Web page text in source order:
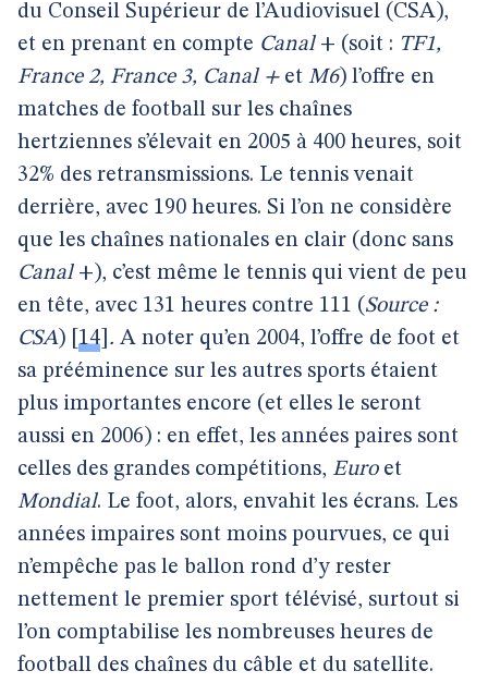
du Conseil Supérieur de l’Audiovisuel (CSA),
et en prenant en compte Canal + (soit : TF1,
France 2, France 3, Canal + et M6) l’offre en
matches de football sur les chaînes
hertziennes s’élevait en 2005 à 400 heures, soit
32% des retransmissions. Le tennis venait
derrière, avec 190 heures. Si l’on ne considère
que les chaînes nationales en clair (donc sans
Canal +), c’est même le tennis qui vient de peu
en tête, avec 131 heures contre 111 (Source :
CSA) 14 . A noter qu’en 2004, l’offre de foot et
sa prééminence sur les autres sports étaient
plus importantes encore (et elles le seront
aussi en 2006) : en effet, les années paires sont
celles des grandes compétitions, Euro et
Mondial. Le foot, alors, envahit les écrans. Les
années impaires sont moins pourvues, ce qui
n’empêche pas le ballon rond d’y rester
nettement le premier sport télévisé, surtout si
l’on comptabilise les nombreuses heures de
football des chaînes du câble et du satellite.